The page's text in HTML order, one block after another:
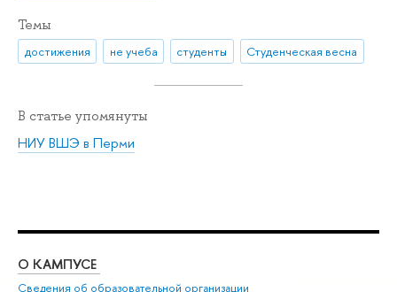
Темы
достижения не учеба студенты Студенческая весна
В статье упомянуты
НИУ ВШЭ в Перми
О КАМПУСЕ
Сведения об образовательной организации